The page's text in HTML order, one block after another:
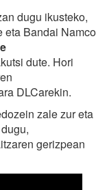
dugu ikusteko,
eta Bandai Namco
dute. Hori
DLCarekin.
zale zur eta
gerizpean